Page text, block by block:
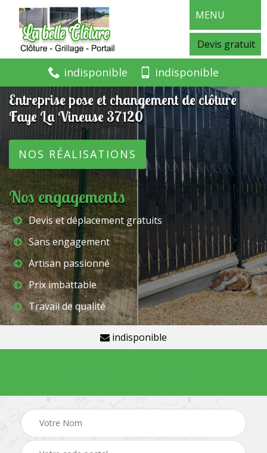
MENU
Devis gratuit
indisponible indisponible
Entreprise pose et changement de clôture
Faye La Vineuse 37120
NOS RÉALISATIONS
Nos engagements
Devis et déplacement gratuits
Sans engagement
Artisan passionné
Prix imbattable
Travail de qualité
indisponible